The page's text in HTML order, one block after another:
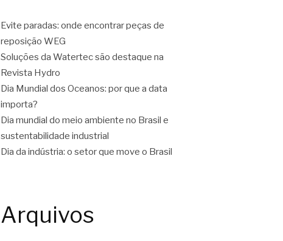
Evite paradas: onde encontrar peças de
reposição WEG
Soluções da Watertec são destaque na
Revista Hydro
Dia Mundial dos Oceanos: por que a data
importa?
Dia mundial do meio ambiente no Brasil e
sustentabilidade industrial
Dia da indústria: o setor que move o Brasil
Arquivos